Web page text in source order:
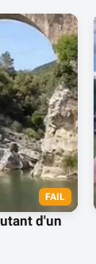
FAIL
d'un